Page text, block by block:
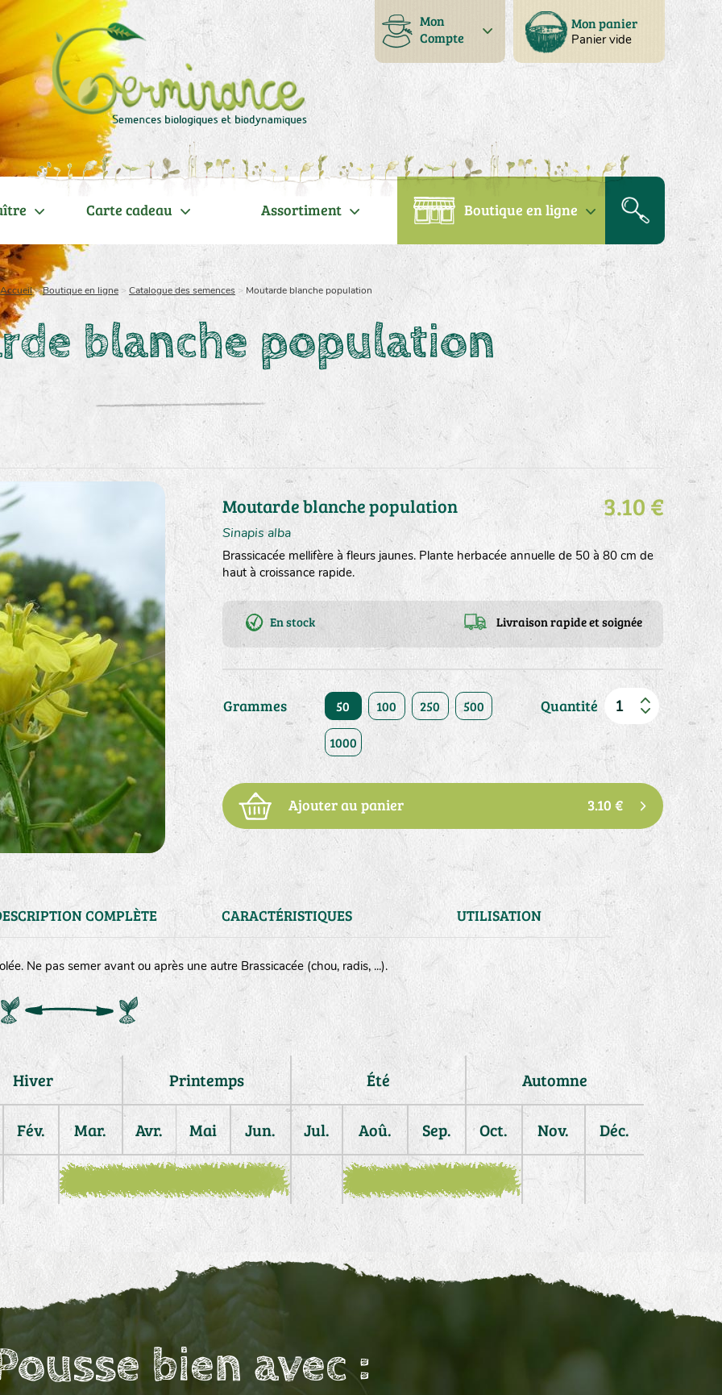
Mon panier
Panier vide
Mon
Compte
Carte cadeau Assortiment Boutique en ligne
Accueil>Boutique en ligne > Catalogue des semences > Moutarde blanche population
blanche population
Moutarde blanche population
Sinapis alba
3.10 €
Brassicacée mellifère à fleurs jaunes. Plante herbacée annuelle de 50 à 80 cm de
haut à croissance rapide.
En stock Livraison rapide et soignée
Grammes 50 100 250 500
1000
Quantité
Ajouter au panier 3.10 €
COMPLÈTE CARACTÉRISTIQUES UTILISATION
Ne pas semer avant ou après une autre Brassicacée (chou, radis, ...).
Hiver Printemps Été Automne
Fév. Mar. Avr. Mai Jun. Jul. Aoû. Sep. Oct. Nov. Déc.
bien avec :